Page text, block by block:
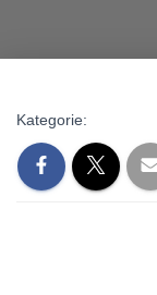
Kategorie: